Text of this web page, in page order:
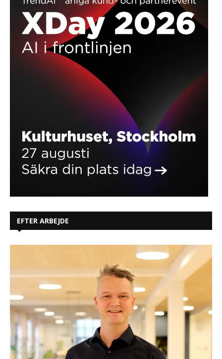
EFTER ARBEJDE